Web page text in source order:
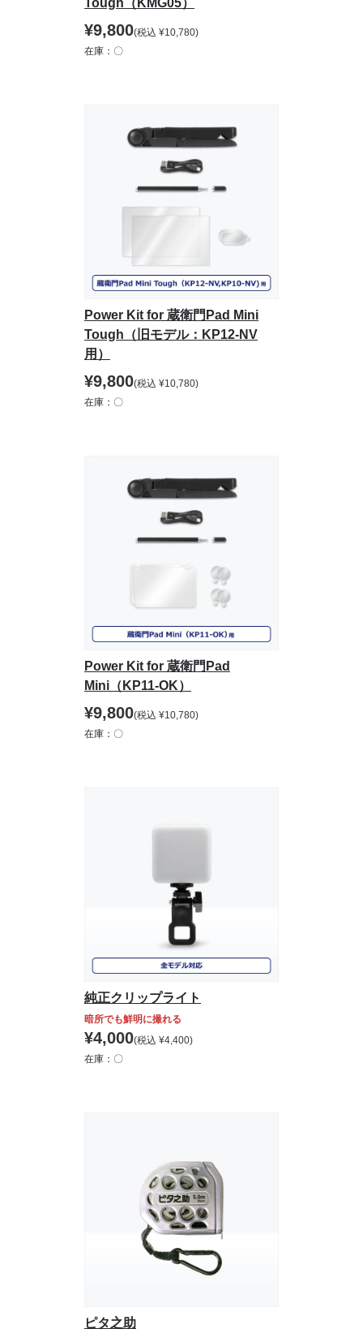
Tough（KMG05）
¥9,800(税込 ¥10,780)
在庫：〇
Power Kit for 蔵衛門Pad Mini
Tough（旧モデル：KP12-NV
用）
¥9,800(税込 ¥10,780)
在庫：〇
Power Kit for 蔵衛門Pad
Mini（KP11-OK）
¥9,800(税込 ¥10,780)
在庫：〇
純正クリップライト
暗所でも鮮明に撮れる
¥4,000(税込 ¥4,400)
在庫：〇
ピタ之助